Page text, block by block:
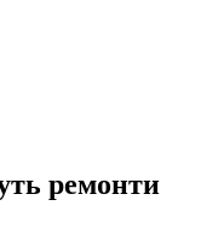
ремонти